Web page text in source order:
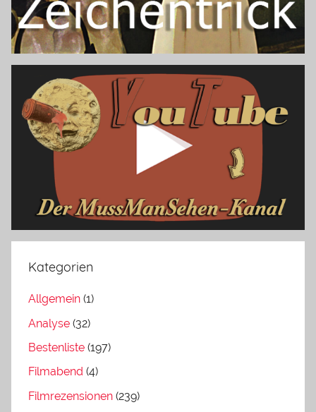
Kategorien
Allgemein (1)
Analyse (32)
Bestenliste (197)
Filmabend (4)
Filmrezensionen (239)